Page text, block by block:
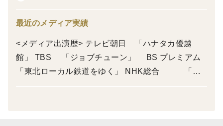
最近のメディア実績
<メディア出演歴> テレビ朝日 「ハナタカ優越
館」 TBS 「ジョブチューン」 BS プレミアム
「東北ローカル鉄道をゆく」 NHK総合 「輝